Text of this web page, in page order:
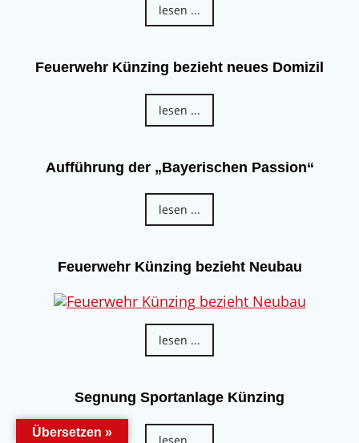
lesen ...
Feuerwehr Künzing bezieht neues Domizil
lesen ...
Aufführung der „Bayerischen Passion“
lesen ...
Feuerwehr Künzing bezieht Neubau
lesen ...
Segnung Sportanlage Künzing
Übersetzen »